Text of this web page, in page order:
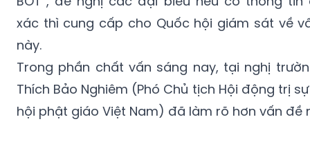
này.
Trong phần chất vấn sáng nay, tại nghị
Thích Bảo Nghiêm (Phó Chủ tịch Hội động trị
hội phật giáo Việt Nam) đã làm rõ hơn vấn đề